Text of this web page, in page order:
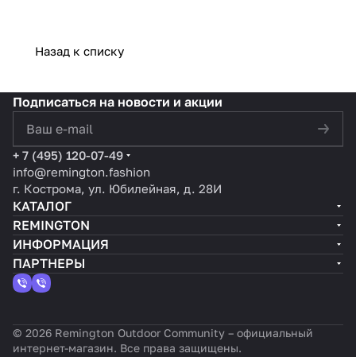
Назад к списку
Подписаться на новости и акции
+ 7 (495) 120-07-49
info@remington.fashion
г. Кострома, ул. Юбилейная, д. 28И
КАТАЛОГ
REMINGTON
ИНФОРМАЦИЯ
ПАРТНЕРЫ
© 2026 Remington Outdoor Community – официальный
интернет-магазин. Все права защищены.